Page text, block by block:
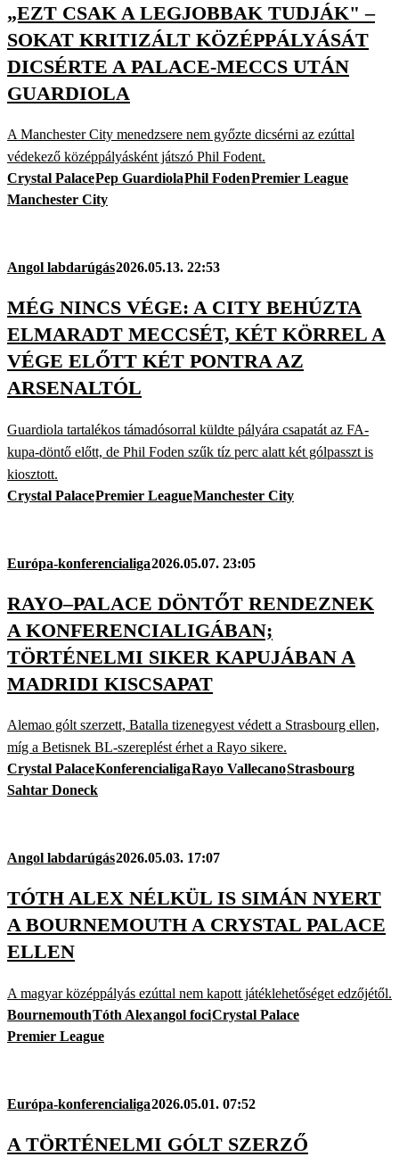
„EZT CSAK A LEGJOBBAK TUDJÁK" –
SOKAT KRITIZÁLT KÖZÉPPÁLYÁSÁT
DICSÉRTE A PALACE-MECCS UTÁN
GUARDIOLA
A Manchester City menedzsere nem győzte dicsérni az ezúttal
védekező középpályásként játszó Phil Fodent.
Crystal PalacePep GuardiolaPhil FodenPremier League
Manchester City
Angol labdarúgás2026.05.13. 22:53
MÉG NINCS VÉGE: A CITY BEHÚZTA
ELMARADT MECCSÉT, KÉT KÖRREL A
VÉGE ELŐTT KÉT PONTRA AZ
ARSENALTÓL
Guardiola tartalékos támadósorral küldte pályára csapatát az FA-
kupa-döntő előtt, de Phil Foden szűk tíz perc alatt két gólpasszt is
kiosztott.
Crystal PalacePremier LeagueManchester City
Európa-konferencialiga2026.05.07. 23:05
RAYO–PALACE DÖNTŐT RENDEZNEK
A KONFERENCIALIGÁBAN;
TÖRTÉNELMI SIKER KAPUJÁBAN A
MADRIDI KISCSAPAT
Alemao gólt szerzett, Batalla tizenegyest védett a Strasbourg ellen,
míg a Betisnek BL-szereplést érhet a Rayo sikere.
Crystal PalaceKonferencialigaRayo VallecanoStrasbourg
Sahtar Doneck
Angol labdarúgás2026.05.03. 17:07
TÓTH ALEX NÉLKÜL IS SIMÁN NYERT
A BOURNEMOUTH A CRYSTAL PALACE
ELLEN
A magyar középpályás ezúttal nem kapott játéklehetőséget edzőjétől.
BournemouthTóth Alexangol fociCrystal Palace
Premier League
Európa-konferencialiga2026.05.01. 07:52
A TÖRTÉNELMI GÓLT SZERZŐ